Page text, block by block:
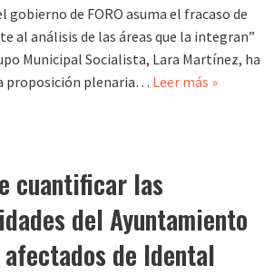
gobierno de FORO asuma el fracaso de
al análisis de las áreas que la integran”
Municipal Socialista, Lara Martínez, ha
proposición plenaria… Leer más »
cuantificar las
del Ayuntamiento
de Idental